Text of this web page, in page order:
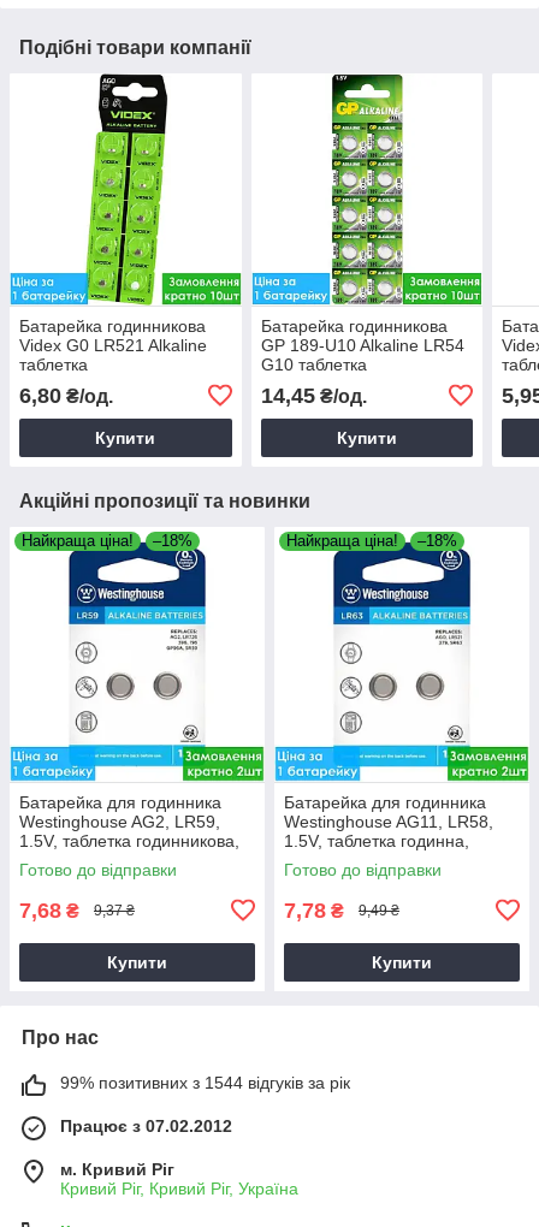
Подібні товари компанії
Батарейка годинникова
Videx G0 LR521 Alkaline
таблетка
6,80 ₴/од.
Купити
Батарейка годинникова
GP 189-U10 Alkaline LR54
G10 таблетка
14,45₴/од.
Купити
Акційні пропозиції та новинки
Найкраща ціна! –18%
Батарейка для годинника
Westinghouse AG2, LR59,
1.5V, таблетка годинникова,
блістер
Готово до відправки
7,68 ₴ 9,37 ₴
Купити
Найкраща ціна! –18%
Батарейка для годинника
Westinghouse AG11, LR58,
1.5V, таблетка годинна,
блістер
Готово до відправки
7,78 ₴ 9,49 ₴
Купити
Про нас
99% позитивних з 1544 відгуків за рік
Працює з 07.02.2012
м. Кривий Ріг
Кривий Ріг, Кривий Ріг, Україна